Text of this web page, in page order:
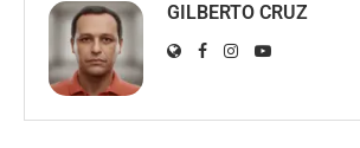
GILBERTO CRUZ